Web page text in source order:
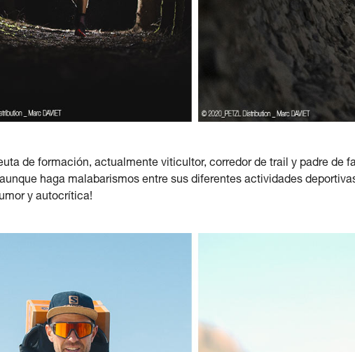
de formación, actualmente viticultor, corredor de trail y padre de
haga malabarismos entre sus diferentes actividades
y autocrítica!